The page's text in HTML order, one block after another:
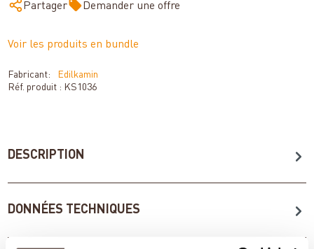
Partager Demander une offre
Voir les produits en bundle
Fabricant:
Edilkamin
Réf. produit : KS1036
DESCRIPTION
DONNÉES TECHNIQUES